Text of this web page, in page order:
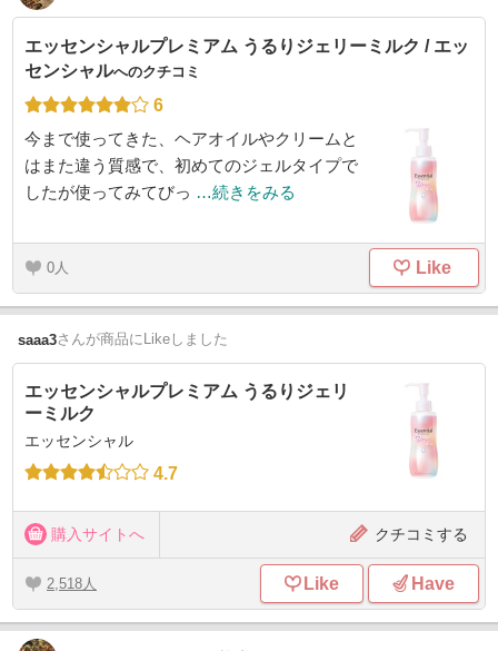
エッセンシャルプレミアム うるりジェリーミルク / エッ
センシャルへのクチコミ
6
今まで使ってきた、ヘアオイルやクリームと
はまた違う質感で、初めてのジェルタイプで
したが使ってみてびっ …続きをみる
0 Like
saaa3さんが商品にLikeしました
エッセンシャルプレミアム うるりジェリ
ーミルク
エッセンシャル
4.7
購入サイトへ クチコミする
2,518 Like Have